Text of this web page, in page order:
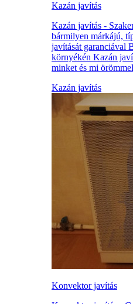
Kazán javítás
Kazán javítás -
bármilyen márkájú,
javítását garanciával
környékén Kazán
minket és mi
Kazán javítás
Konvektor javítás